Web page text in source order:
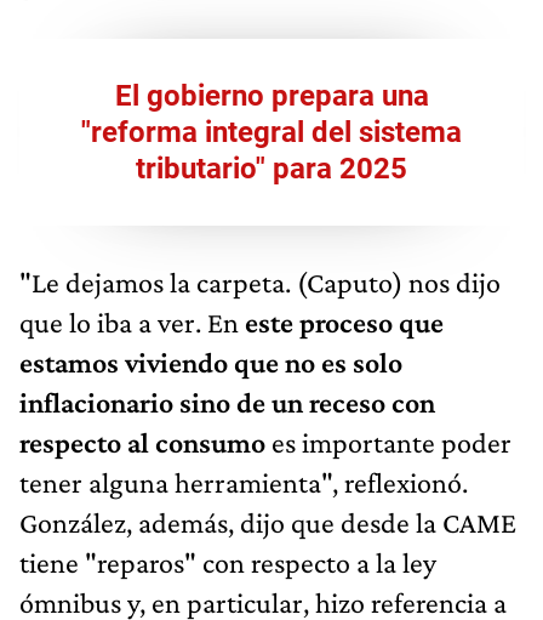
El gobierno prepara una
"reforma integral del sistema
tributario" para 2025
"Le dejamos la carpeta. (Caputo) nos dijo
que lo iba a ver. En este proceso que
estamos viviendo que no es solo
inflacionario sino de un receso con
respecto al consumo es importante poder
tener alguna herramienta", reflexionó.
González, además, dijo que desde la CAME
tiene "reparos" con respecto a la ley
ómnibus y, en particular, hizo referencia a